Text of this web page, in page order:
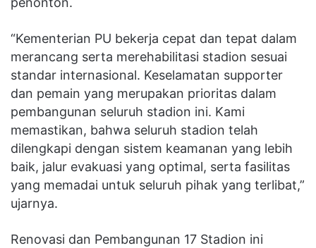
“Kementerian PU bekerja cepat dan tepat dalam
merancang serta merehabilitasi stadion sesuai
standar internasional. Keselamatan supporter
dan pemain yang merupakan prioritas dalam
pembangunan seluruh stadion ini. Kami
memastikan, bahwa seluruh stadion telah
dilengkapi dengan sistem keamanan yang lebih
baik, jalur evakuasi yang optimal, serta fasilitas
yang memadai untuk seluruh pihak yang terlibat,”
ujarnya.
Renovasi dan Pembangunan 17 Stadion ini